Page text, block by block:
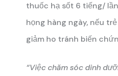
thuốc hạ sốt 6 tiếng/
họng hàng ngày, nếu
giảm ho tránh biến
“Việc chăm sóc dinh